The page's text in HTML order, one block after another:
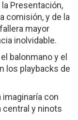
Presentación,
comisión, y de la
mayor
inolvidable.
balonmano y el
los playbacks de
imaginaría con
central y ninots